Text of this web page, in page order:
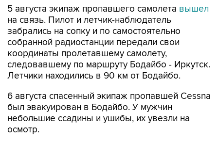
5 августа экипаж пропавшего самолета вышел
на связь. Пилот и летчик-наблюдатель
забрались на сопку и по самостоятельно
собранной радиостанции передали свои
координаты пролетавшему самолету,
следовавшему по маршруту Бодайбо - Иркутск.
Летчики находились в 90 км от Бодайбо.
6 августа спасенный экипаж пропавшей Cessna
был эвакуирован в Бодайбо. У мужчин
небольшие ссадины и ушибы, их увезли на
осмотр.